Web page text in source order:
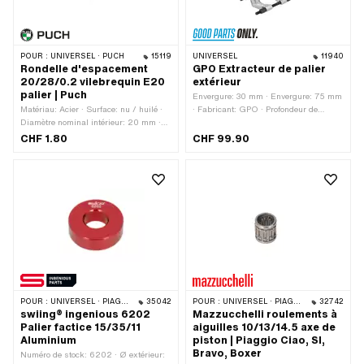
POUR : UNIVERSEL · PUCH 15119
Rondelle d'espacement
20/28/0.2 vilebrequin E20
palier | Puch
Matériau: Acier · Surface: nu / huilé ·
Diamètre nominal intérieur: 20 mm ·
Épaisseur: 0.2 mm · Fabricant: Puch ·
CHF 1.80
UNIVERSEL 11940
GPO Extracteur de palier
extérieur
Envergure: 30 mm · Envergure: 75 mm
· Fabricant: GPO · Profondeur de
composants: 5 pcs · Matériau: Acier ·
CHF 99.90
POUR : UNIVERSEL · PIAGGIO 35042
swiing® ingenious 6202
Palier factice 15/35/11
Aluminium
Numéro de stock: 6202 · Ø extérieur:
POUR : UNIVERSEL · PIAGGIO 32742
Mazzucchelli roulements à
aiguilles 10/13/14.5 axe de
piston | Piaggio Ciao, SI,
Bravo, Boxer